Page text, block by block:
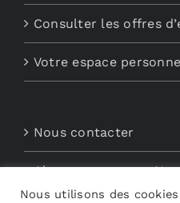
Consulter les offres
Votre espace
Nous contacter
Abonnements aux
Nous utilisons des